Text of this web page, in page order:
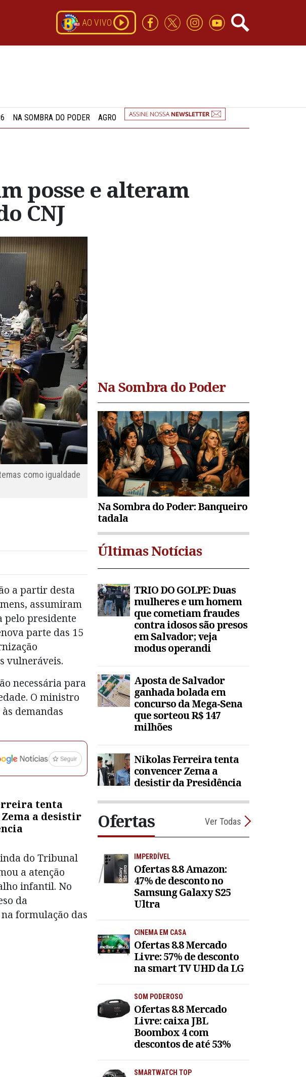
AO VIVO
NA SOMBRA DO PODER AGRO
posse e alteram
CNJ
como igualdade
a partir desta
assumiram
pelo presidente
parte das 15
vulneráveis.
necessária para
O ministro
demandas
tenta
a desistir
do Tribunal
a atenção
infantil. No
da
formulação das
Na Sombra do Poder
Na Sombra do Poder: Banqueiro
tadala
Últimas Notícias
TRIO DO GOLPE: Duas
mulheres e um homem
que cometiam fraudes
contra idosos são presos
em Salvador; veja
modus operandi
Aposta de Salvador
ganhada bolada em
concurso da Mega-Sena
que sorteou R$ 147
milhões
Nikolas Ferreira tenta
convencer Zema a
desistir da Presidência
Ofertas Ver Todas
IMPERDÍVEL
Ofertas 8.8 Amazon:
47% de desconto no
Samsung Galaxy S25
Ultra
CINEMA EM CASA
Ofertas 8.8 Mercado
Livre: 57% de desconto
na smart TV UHD da LG
SOM PODEROSO
Ofertas 8.8 Mercado
Livre: caixa JBL
Boombox 4 com
descontos de até 53%
SMARTWATCH TOP